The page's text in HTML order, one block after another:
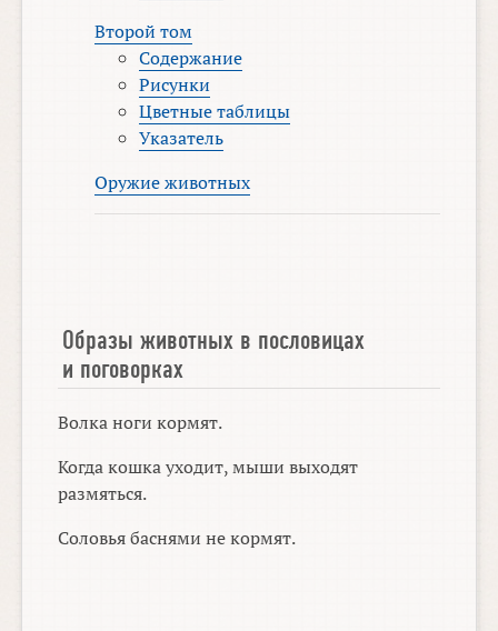
Второй том
Содержание
Рисунки
Цветные таблицы
Указатель
Оружие животных
Образы животных в пословицах
и поговорках
Волка ноги кормят.
Когда кошка уходит, мыши выходят
размяться.
Соловья баснями не кормят.